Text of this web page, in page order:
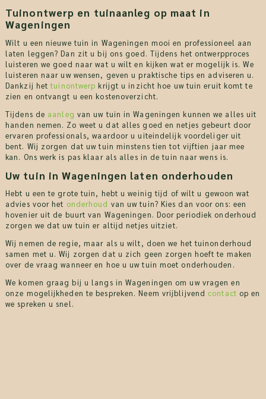
Tuinontwerp en tuinaanleg op maat in
Wageningen
Wilt u een nieuwe tuin in Wageningen mooi en professioneel aan
laten leggen? Dan zit u bij ons goed. Tijdens het ontwerpproces
luisteren we goed naar wat u wilt en kijken wat er mogelijk is. We
luisteren naar uw wensen, geven u praktische tips en adviseren u.
Dankzij hettuinontwerp krijgt u inzicht hoe uw tuin eruit komt te
zien en ontvangt u een kostenoverzicht.
Tijdens de aanleg van uw tuin in Wageningen kunnen we alles uit
handen nemen. Zo weet u dat alles goed en netjes gebeurt door
ervaren professionals, waardoor u uiteindelijk voordeliger uit
bent. Wij zorgen dat uw tuin minstens tien tot vijftien jaar mee
kan. Ons werk is pas klaar als alles in de tuin naar wens is.
Uw tuin in Wageningen laten onderhouden
Hebt u een te grote tuin, hebt u weinig tijd of wilt u gewoon wat
advies voor het onderhoud van uw tuin? Kies dan voor ons: een
hovenier uit de buurt van Wageningen. Door periodiek onderhoud
zorgen we dat uw tuin er altijd netjes uitziet.
Wij nemen de regie, maar als u wilt, doen we het tuinonderhoud
samen met u. Wij zorgen dat u zich geen zorgen hoeft te maken
over de vraag wanneer en hoe u uw tuin moet onderhouden.
We komen graag bij u langs in Wageningen om uw vragen en
onze mogelijkheden te bespreken. Neem vrijblijvend contact op en
we spreken u snel.